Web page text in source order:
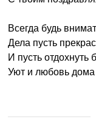
Всегда будь
Дела пусть
И пусть отдохнуть
Уют и любовь дома